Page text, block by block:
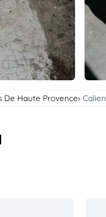
De Haute Provence